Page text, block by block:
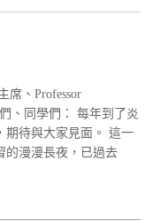
席、Professor
、同學們： 每年到了炎
期待與大家見面。 這一
的漫漫長夜，已過去